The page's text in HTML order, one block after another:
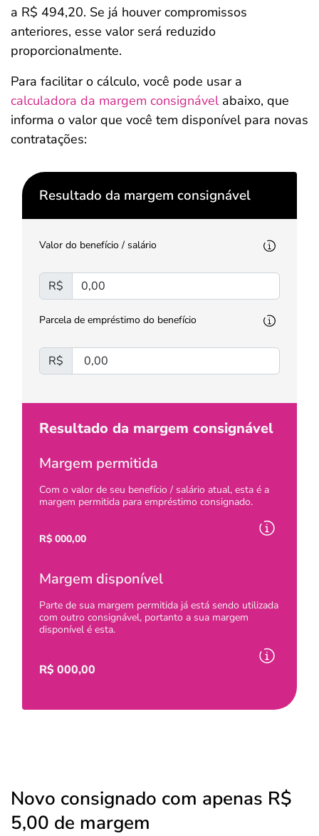
a R$ 494,20. Se já houver compromissos
anteriores, esse valor será reduzido
proporcionalmente.
Para facilitar o cálculo, você pode usar a
calculadora da margem consignávelabaixo, que
informa o valor que você tem disponível para novas
contratações:
Resultado da margem consignável
Valor do benefício / salário
R$
Parcela de empréstimo do benefício
R$
Resultado da margem consignável
Margem permitida
Com o valor de seu benefício / salário atual, esta é a
margem permitida para empréstimo consignado.
R$ 000,00
Margem disponível
Parte de sua margem permitida já está sendo utilizada
com outro consignável, portanto a sua margem
disponível é esta.
R$000,00
Novo consignado com apenas R$
5,00 de margem